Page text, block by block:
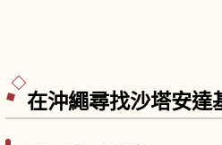
在沖繩尋找沙塔安達